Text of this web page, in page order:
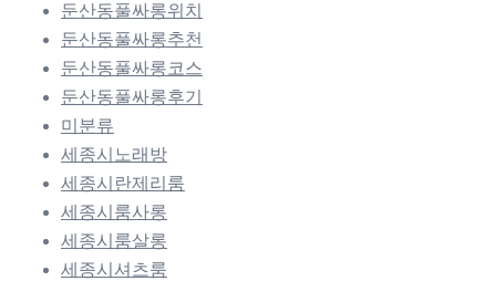
둔산동풀싸롱위치
둔산동풀싸롱추천
둔산동풀싸롱코스
둔산동풀싸롱후기
미분류
세종시노래방
세종시란제리룸
세종시룸사롱
세종시룸살롱
세종시셔츠룸